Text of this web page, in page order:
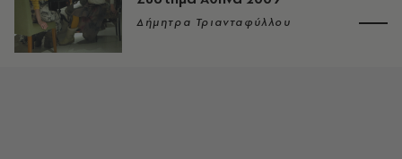
Δήμητρα Τριανταφύλλου